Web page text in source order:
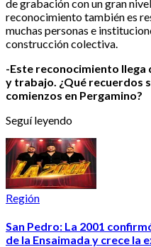
de grabación con un gran
reconocimiento también es
muchas personas e
construcción colectiva.
-Este reconocimiento llega
y trabajo. ¿Qué recuerdos
comienzos en Pergamino?
Seguí leyendo
Región
San Pedro: La 2001
de la Ensaimada y crece la